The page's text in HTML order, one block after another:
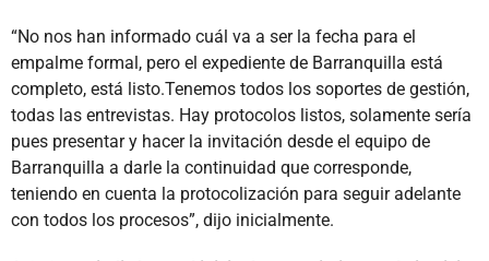
“No nos han informado cuál va a ser la fecha para el
empalme formal, pero el expediente de Barranquilla está
completo, está listo.Tenemos todos los soportes de gestión,
todas las entrevistas. Hay protocolos listos, solamente sería
pues presentar y hacer la invitación desde el equipo de
Barranquilla a darle la continuidad que corresponde,
teniendo en cuenta la protocolización para seguir adelante
con todos los procesos”, dijo inicialmente.